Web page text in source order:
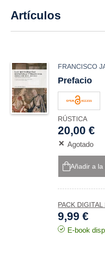
Artículos
FRANCISCO
Prefacio
RÚSTICA
20,00 €
Agotado
Añadir a la
PACK
9,99 €
E-book